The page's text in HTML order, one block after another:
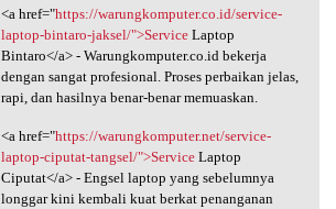
<a href="https://warungkomputer.co.id/service-
laptop-bintaro-jaksel/">ServiceLaptop
Bintaro</a> - Warungkomputer.co.id bekerja
dengan sangat profesional. Proses perbaikan jelas,
rapi, dan hasilnya benar-benar memuaskan.
<a href="https://warungkomputer.net/service-
laptop-ciputat-tangsel/">ServiceLaptop
Ciputat</a> - Engsel laptop yang sebelumnya
longgar kini kembali kuat berkat penanganan